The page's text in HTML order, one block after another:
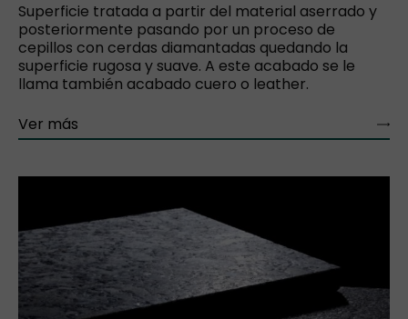
Superficie tratada a partir del material aserrado y
posteriormente pasando por un proceso de
cepillos con cerdas diamantadas quedando la
superficie rugosa y suave. A este acabado se le
llama también acabado cuero o leather.
Ver más